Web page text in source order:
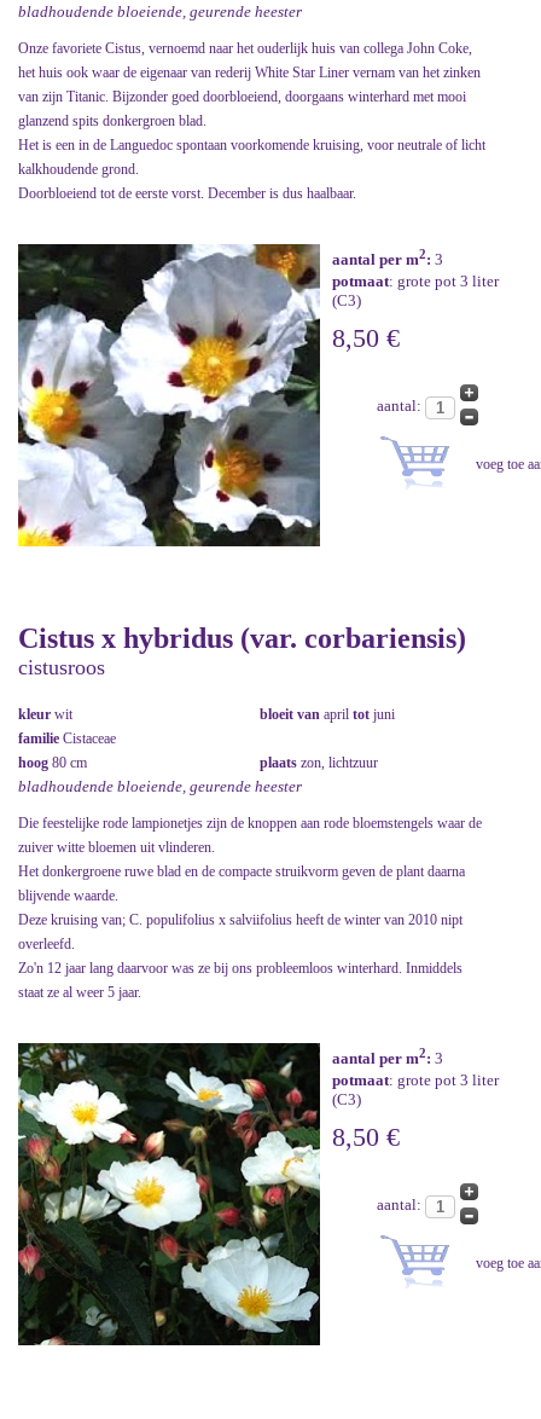
bladhoudende bloeiende, geurende heester
Onze favoriete Cistus, vernoemd naar het ouderlijk huis van collega John Coke,
het huis ook waar de eigenaar van rederij White Star Liner vernam van het zinken
van zijn Titanic. Bijzonder goed doorbloeiend, doorgaans winterhard met mooi
glanzend spits donkergroen blad.
Het is een in de Languedoc spontaan voorkomende kruising, voor neutrale of licht
kalkhoudende grond.
Doorbloeiend tot de eerste vorst. December is dus haalbaar.
aantal per m2: 3
potmaat: grote pot 3 liter
(C3)
8,50 €
aantal:
Cistus x hybridus (var. corbariensis)
cistusroos
kleur wit bloeit van april tot juni
familie Cistaceae
hoog 80 cm plaats zon, lichtzuur
bladhoudende bloeiende, geurende heester
Die feestelijke rode lampionetjes zijn de knoppen aan rode bloemstengels waar de
zuiver witte bloemen uit vlinderen.
Het donkergroene ruwe blad en de compacte struikvorm geven de plant daarna
blijvende waarde.
Deze kruising van; C. populifolius x salviifolius heeft de winter van 2010 nipt
overleefd.
Zo'n 12 jaar lang daarvoor was ze bij ons probleemloos winterhard. Inmiddels
staat ze al weer 5 jaar.
aantal per m2: 3
potmaat: grote pot 3 liter
(C3)
8,50 €
aantal: